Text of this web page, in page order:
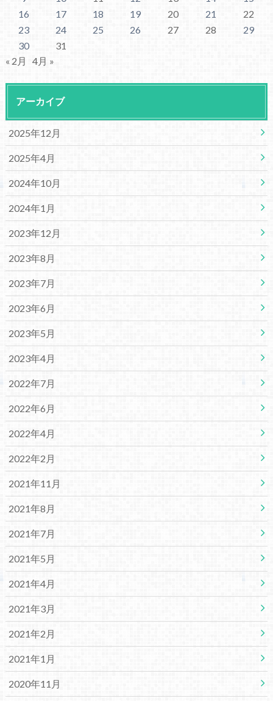
16
17 18 19 20 21
22
23
24 25 26 27 28
29
30
31
« 2月
4月 »
アーカイブ
2025年12月
2025年4月
2024年10月
2024年1月
2023年12月
2023年8月
2023年7月
2023年6月
2023年5月
2023年4月
2022年7月
2022年6月
2022年4月
2022年2月
2021年11月
2021年8月
2021年7月
2021年5月
2021年4月
2021年3月
2021年2月
2021年1月
2020年11月